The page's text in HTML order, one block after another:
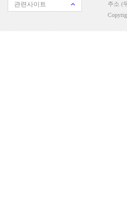
관련사이트
주소 (